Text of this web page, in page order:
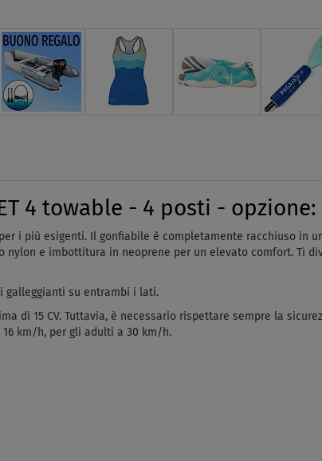
4 towable - 4 posti -
per i più esigenti. Il gonfiabile è completamente racchiuso in
nylon e imbottitura in neoprene per un elevato comfort. Ti
galleggianti su entrambi i lati.
di 15 CV. Tuttavia, è necessario rispettare sempre la
km/h, per gli adulti a 30 km/h.